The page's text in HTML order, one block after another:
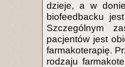
dzieje, a w
biofeedbacku
Szczególnym
pacjentów jest
farmakoterapię.
rodzaju